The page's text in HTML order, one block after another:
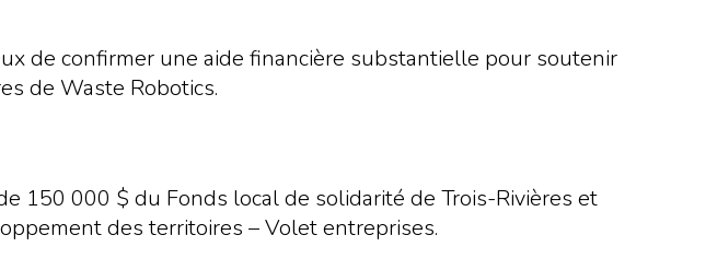
de confirmer une aide financière substantielle pour soutenir
de Waste Robotics.
150 000 $ du Fonds local de solidarité de Trois-Rivières et
des territoires – Volet entreprises.